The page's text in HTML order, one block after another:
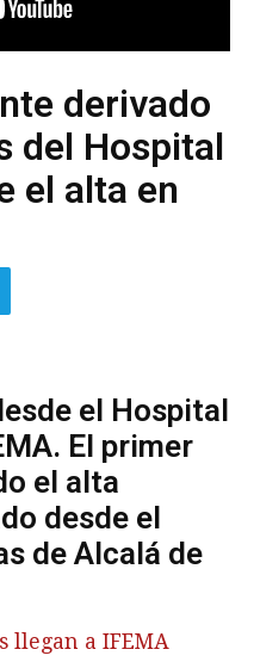
derivado
del Hospital
el alta en
el Hospital
El primer
el alta
desde el
de Alcalá de
llegan a IFEMA